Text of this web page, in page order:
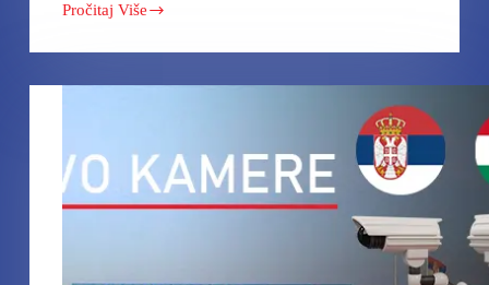
Pročitaj Više
Kamere
Trenutno
–
Bugarska